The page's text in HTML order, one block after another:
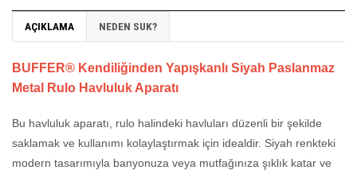
AÇIKLAMA NEDEN SUK?
BUFFER® Kendiliğinden Yapışkanlı Siyah Paslanmaz
Metal Rulo Havluluk Aparatı
Bu havluluk aparatı, rulo halindeki havluları düzenli bir şekilde
saklamak ve kullanımı kolaylaştırmak için idealdir. Siyah renkteki
modern tasarımıyla banyonuza veya mutfağınıza şıklık katar ve